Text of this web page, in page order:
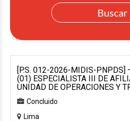
[P.S. 012-2026-MIDIS-PNPDS]
(01) ESPECIALISTA III DE
UNIDAD DE OPERACIONES Y
Concluido
Lima